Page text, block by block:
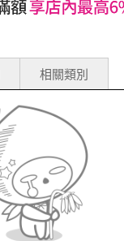
相關類別